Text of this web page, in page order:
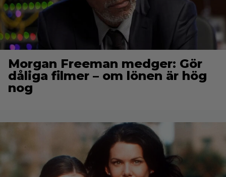
Morgan Freeman medger: Gör
dåliga filmer – om lönen är hög
nog